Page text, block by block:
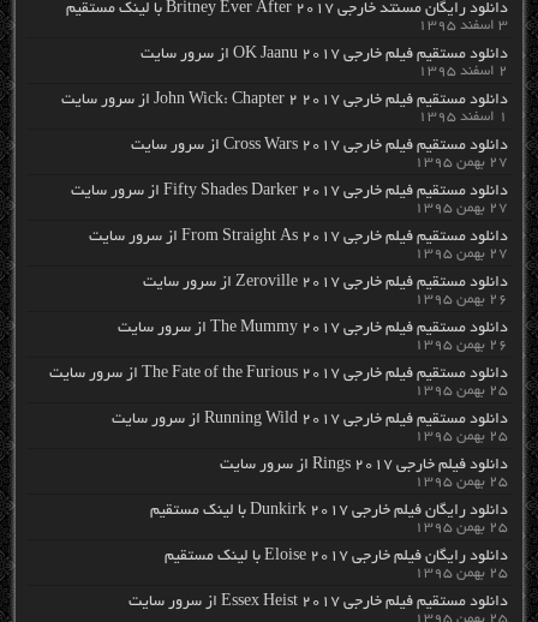
دانلود رایگان مسنتد خارجی Britney Ever After 2017 با لینک مستقیم
۳ اسفند ۱۳۹۵
دانلود مستقیم فیلم خارجی OK Jaanu 2017 از سرور سایت
۲ اسفند ۱۳۹۵
دانلود مستقیم فیلم خارجی John Wick: Chapter 2 2017 از سرور سایت
۱ اسفند ۱۳۹۵
دانلود مستقیم فیلم خارجی Cross Wars 2017 از سرور سایت
۲۷ بهمن ۱۳۹۵
دانلود مستقیم فیلم خارجی Fifty Shades Darker 2017 از سرور سایت
۲۷ بهمن ۱۳۹۵
دانلود مستقیم فیلم خارجی From Straight As 2017 از سرور سایت
۲۷ بهمن ۱۳۹۵
دانلود مستقیم فیلم خارجی Zeroville 2017 از سرور سایت
۲۶ بهمن ۱۳۹۵
دانلود مستقیم فیلم خارجی The Mummy 2017 از سرور سایت
۲۶ بهمن ۱۳۹۵
دانلود مستقیم فیلم خارجی The Fate of the Furious 2017 از سرور سایت
۲۵ بهمن ۱۳۹۵
دانلود مستقیم فیلم خارجی Running Wild 2017 از سرور سایت
۲۵ بهمن ۱۳۹۵
دانلود فیلم خارجی Rings 2017 از سرور سایت
۲۵ بهمن ۱۳۹۵
دانلود رایگان فیلم خارجی Dunkirk 2017 با لینک مستقیم
۲۵ بهمن ۱۳۹۵
دانلود رایگان فیلم خارجی Eloise 2017 با لینک مستقیم
۲۵ بهمن ۱۳۹۵
دانلود مستقیم فیلم خارجی Essex Heist 2017 از سرور سایت